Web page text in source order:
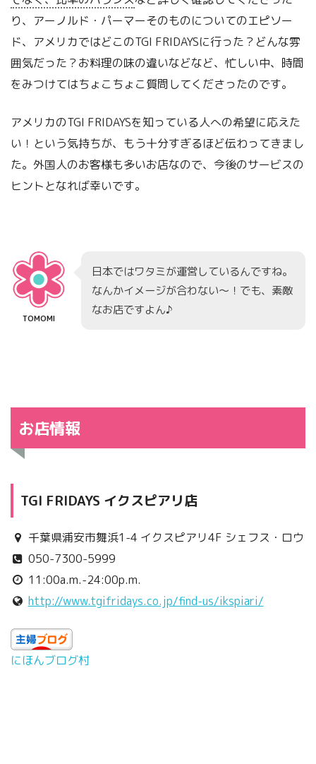
り、アーノルド・パーマーそのものについてのエピソー
ド、アメリカではどこのTGI FRIDAYSに行った？どんな雰
囲気だった？お料理の味の違いなどなど、忙しい中、時間
をみつけてはちょこちょこ質問してくださったのです。
アメリカのTGI FRIDAYSを知っている人への希望に応えた
い！という気持ちが、もう十分すぎるほど伝わってきまし
た。外国人のお客様も多いお店なので、今後のサービスの
ヒントとなれば幸いです。
TOMOMI
日本ではワタミが運営しているんですね。
なんかイメージが合わない～！でも、素敵
なお店ですよん♪
お店情報
TGI FRIDAYS イクスピアリ店
千葉県浦安市舞浜1-4 イクスピアリ4F シェフス・ロウ
050-7300-5999
11:00a.m.-24:00p.m.
http://www.tgifridays.co.jp/find-us/ikspiari/
にほんブログ村